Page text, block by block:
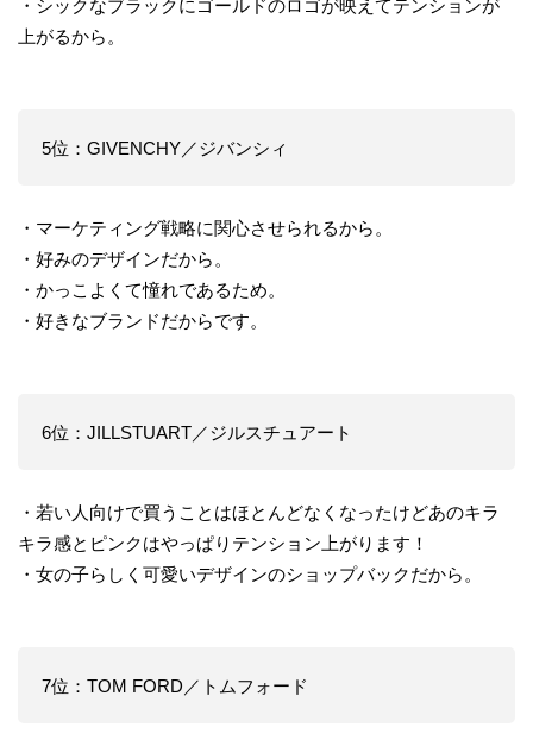
・シックなブラックにゴールドのロゴが映えてテンションが
上がるから。
5位：GIVENCHY／ジバンシィ
・マーケティング戦略に関心させられるから。
・好みのデザインだから。
・かっこよくて憧れであるため。
・好きなブランドだからです。
6位：JILLSTUART／ジルスチュアート
・若い人向けで買うことはほとんどなくなったけどあのキラ
キラ感とピンクはやっぱりテンション上がります！
・女の子らしく可愛いデザインのショップバックだから。
7位：TOM FORD／トムフォード